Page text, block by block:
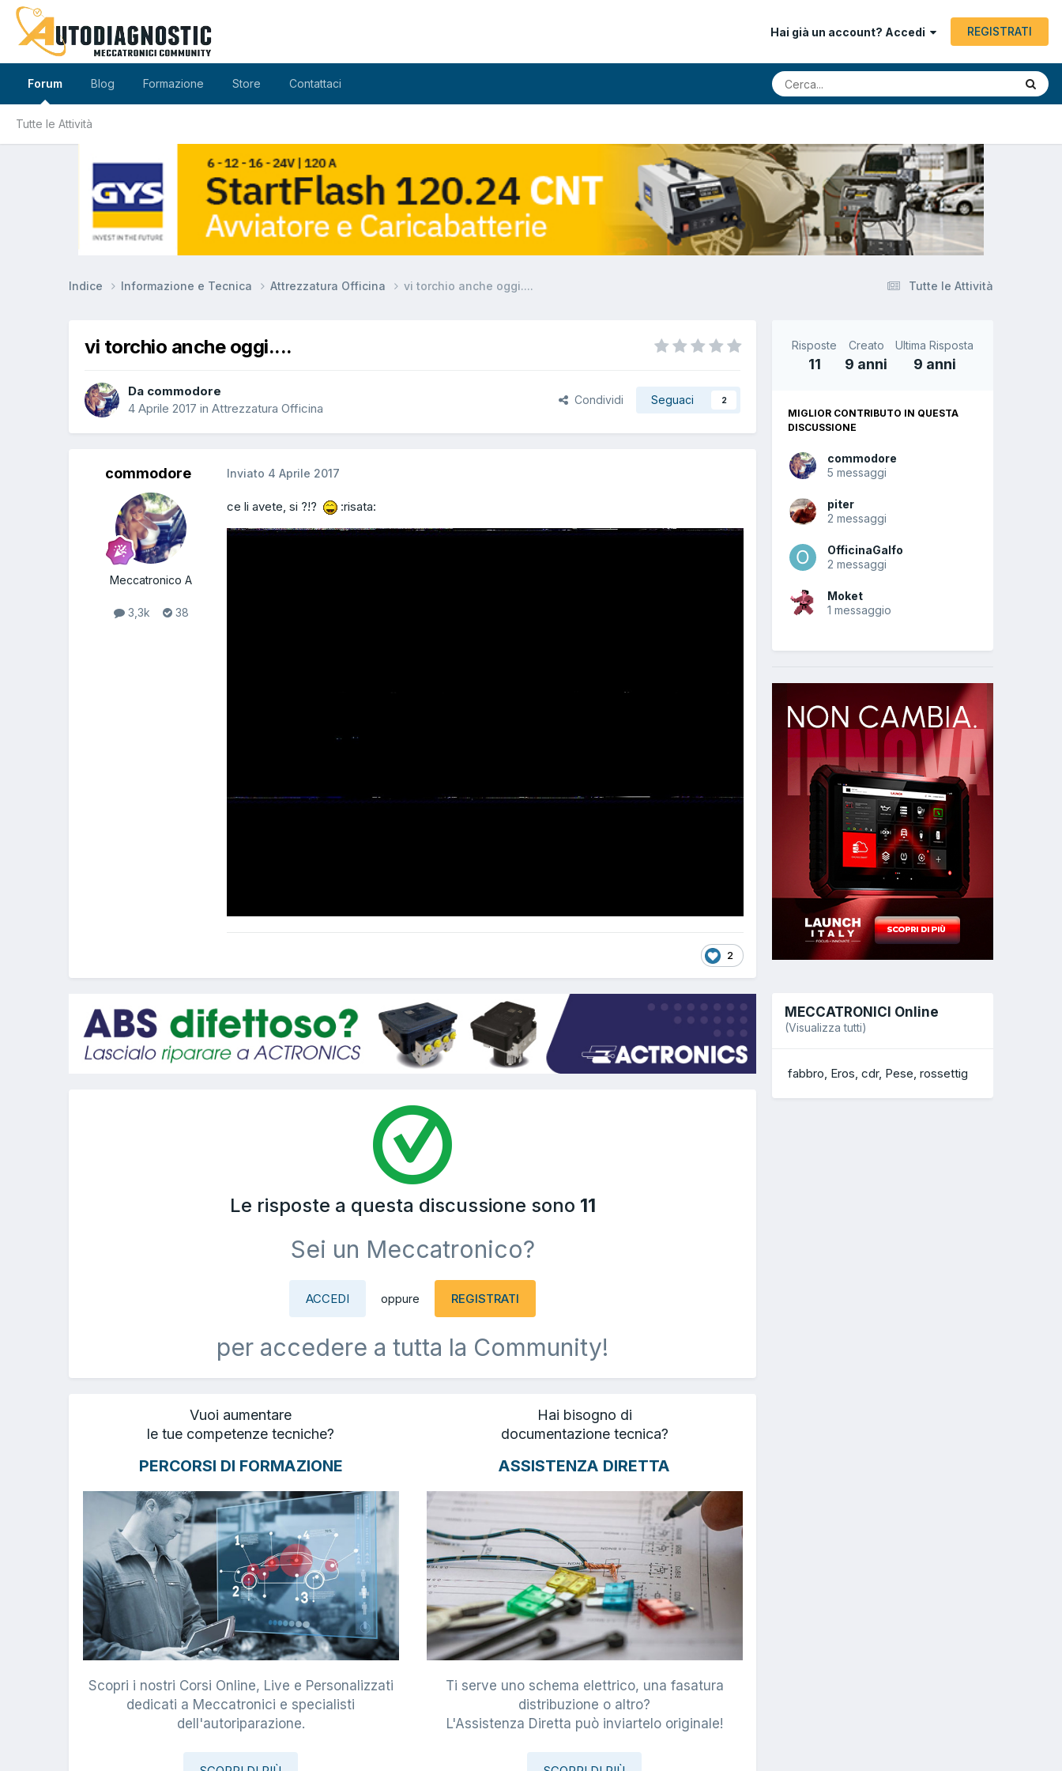
Hai già un account? Accedi REGISTRATI
Forum
Tutte le Attività
Blog Formazione Store Contattaci
Tutte le Attività
Indice Informazione e Tecnica Attrezzatura Officina vi torchio anche oggi....
vi torchio anche oggi....
Da commodore
4 Aprile 2017 in Attrezzatura Officina
Condividi Seguaci 2
commodore
Meccatronico A
3,3k 38
Inviato 4 Aprile 2017
ce li avete, si ?!? :risata:
2
Le risposte a questa discussione sono 11
Sei un Meccatronico?
ACCEDI oppure REGISTRATI
per accedere a tutta la Community!
Vuoi aumentare
le tue competenze tecniche?
PERCORSI DI FORMAZIONE
Scopri i nostri Corsi Online, Live e Personalizzati
dedicati a Meccatronici e specialisti
dell'autoriparazione.
Hai bisogno di
documentazione tecnica?
ASSISTENZA DIRETTA
Ti serve uno schema elettrico, una fasatura
distribuzione o altro?
L'Assistenza Diretta può inviartelo originale!
Risposte
11
Creato
9 anni
Ultima Risposta
9 anni
MIGLIOR CONTRIBUTO IN QUESTA
DISCUSSIONE
commodore
5 messaggi
piter
2 messaggi
OfficinaGalfo
2 messaggi
Moket
1 messaggio
MECCATRONICI Online
(Visualizza tutti)
fabbro Eros cdr Pese rossettig